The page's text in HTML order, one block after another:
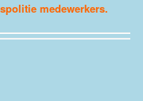
medewerkers.